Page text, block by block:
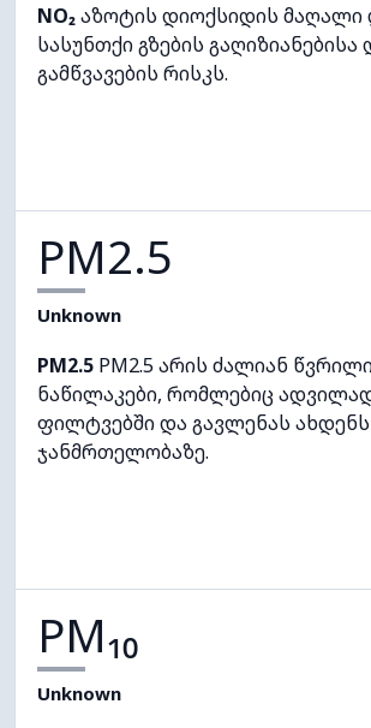
NO₂აზოტის დიოქსიდის
სასუნთქი გზების გაღიზიანებისა
გამწვავების რისკს.
PM2.5
Unknown
PM2.5 PM2.5 არის ძალიან
ნაწილაკები, რომლებიც
ფილტვებში და გავლენას ახდენს
ჯანმრთელობაზე.
PM₁₀
Unknown